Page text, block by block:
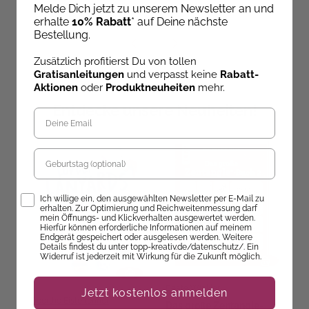
Entdecke unsere Neuheiten!
Beate Winkler
Melde Dich jetzt zu unserem Newsletter an und
erhalte 10% Rabatt* auf Deine nächste
Bestellung.
Zusätzlich profitierst Du von tollen
Gratisanleitungen und verpasst keine Rabatt-
Aktionen oder Produktneuheiten mehr.
Geburtstag
Opt-InIch willige ein, den ausgewählten Newsletter per E-Mail zu
erhalten. Zur Optimierung und Reichweitenmessung darf
mein Öffnungs- und Klickverhalten ausgewertet werden.
Hierfür können erforderliche Informationen auf meinem
Endgerät gespeichert oder ausgelesen werden. Weitere
Details findest du unter topp-kreativ.de/datenschutz/. Ein
Widerruf ist jederzeit mit Wirkung für die Zukunft möglich.
Jetzt kostenlos anmelden